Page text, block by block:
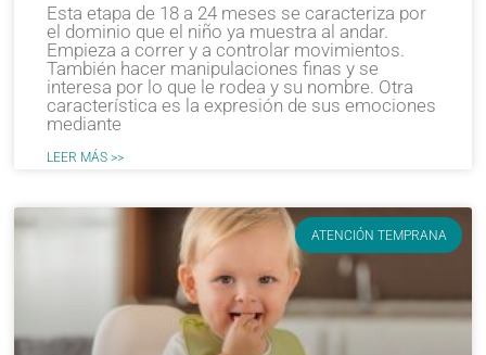
Esta etapa de 18 a 24 meses se caracteriza por
el dominio que el niño ya muestra al andar.
Empieza a correr y a controlar movimientos.
También hacer manipulaciones finas y se
interesa por lo que le rodea y su nombre. Otra
característica es la expresión de sus emociones
mediante
LEER MÁS >>
ATENCIÓN TEMPRANA